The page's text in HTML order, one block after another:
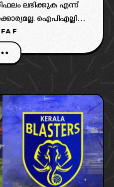
ലഭിക്കുക എന്ന്
ഐപിഎല്ലിൽ
കോടികൾ
ഫുട്ബോളിൽ അതല്ല
സുനിൽ ഛേത്രി
FAF